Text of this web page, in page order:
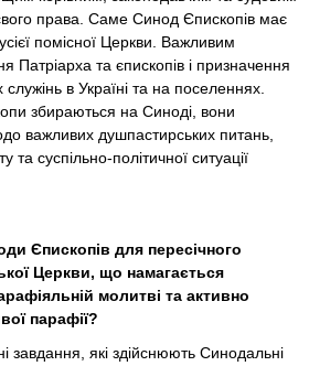
права. Саме Синод Єпископів має
помісної Церкви. Важливим
та єпископів і призначення
в Україні та на поселеннях.
збираються на Синоді, вони
важливих душпастирських питань,
та суспільно-політичної ситуації
Єпископів для пересічного
Церкви, що намагається
молитві та активно
парафії?
завдання, які здійснюють Синодальні